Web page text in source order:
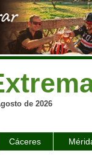
de 2026
Cáceres